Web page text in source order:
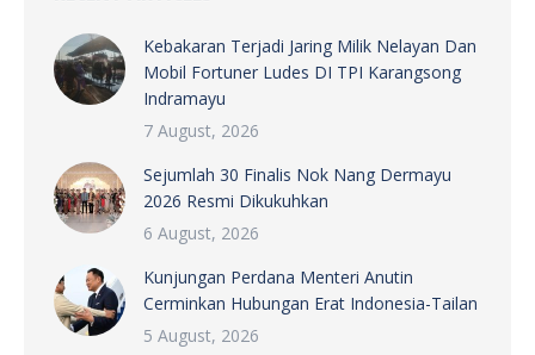
Kebakaran Terjadi Jaring Milik Nelayan Dan
Mobil Fortuner Ludes DI TPI Karangsong
Indramayu
7 August, 2026
Sejumlah 30 Finalis Nok Nang Dermayu
2026 Resmi Dikukuhkan
6 August, 2026
Kunjungan Perdana Menteri Anutin
Cerminkan Hubungan Erat Indonesia-Tailan
5 August, 2026